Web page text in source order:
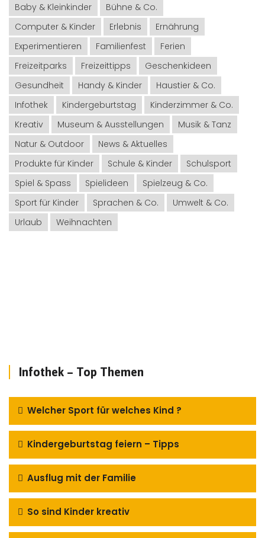
Baby & Kleinkinder
Bühne & Co.
Computer & Kinder
Erlebnis
Ernährung
Experimentieren
Familienfest
Ferien
Freizeitparks
Freizeittipps
Geschenkideen
Gesundheit
Handy & Kinder
Haustier & Co.
Infothek
Kindergeburtstag
Kinderzimmer & Co.
Kreativ
Museum & Ausstellungen
Musik & Tanz
Natur & Outdoor
News & Aktuelles
Produkte für Kinder
Schule & Kinder
Schulsport
Spiel & Spass
Spielideen
Spielzeug & Co.
Sport für Kinder
Sprachen & Co.
Umwelt & Co.
Urlaub
Weihnachten
Infothek – Top Themen
Welcher Sport für welches Kind ?
Kindergeburtstag feiern – Tipps
Ausflug mit der Familie
So sind Kinder kreativ